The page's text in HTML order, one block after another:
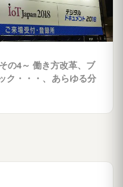
の4～ 働き方改革、ブ
ク・・・、あらゆる分